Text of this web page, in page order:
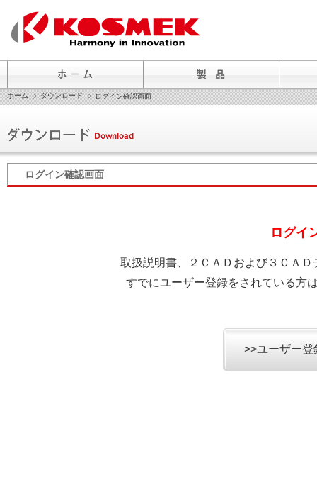
ホーム ダウンロード ログイン確認画面
ログイン確認画面
ログイ
取扱説明書、２ＣＡＤおよび３ＣＡ
すでにユーザー登録をされている方
>>ユーザー